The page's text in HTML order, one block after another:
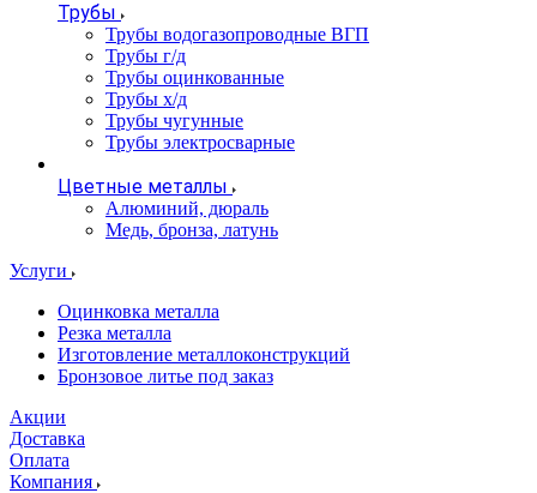
Трубы
Трубы водогазопроводные ВГП
Трубы г/д
Трубы оцинкованные
Трубы х/д
Трубы чугунные
Трубы электросварные
Цветные металлы
Алюминий, дюраль
Медь, бронза, латунь
Услуги
Оцинковка металла
Резка металла
Изготовление металлоконструкций
Бронзовое литье под заказ
Акции
Доставка
Оплата
Компания